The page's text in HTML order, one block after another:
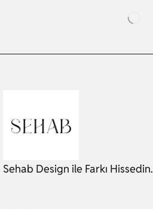
Sehab Design ile Farkı Hissedin.